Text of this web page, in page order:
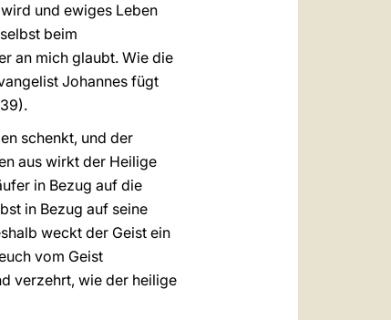
und ewiges Leben
beim
an mich glaubt. Wie die
Johannes fügt
schenkt, und der
aus wirkt der Heilige
in Bezug auf die
in Bezug auf seine
weckt der Geist ein
vom Geist
verzehrt, wie der heilige